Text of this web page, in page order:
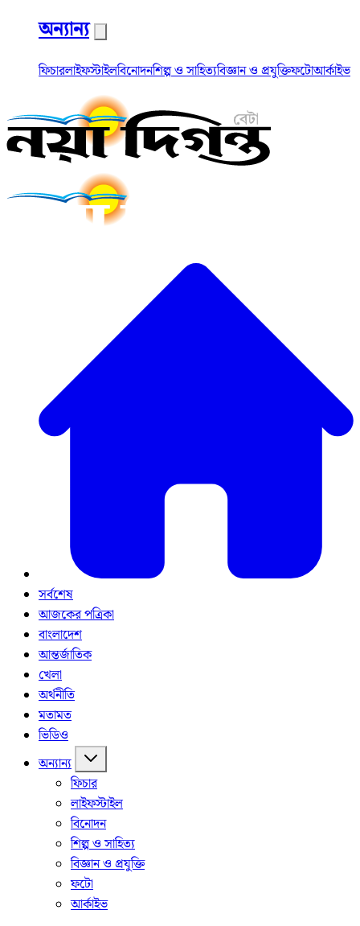
অন্যান্য
ফিচারলাইফস্টাইলবিনোদনশিল্প ও সাহিত্যবিজ্ঞান ও প্রযুক্তিফটোআর্কাইভ
সর্বশেষ
আজকের পত্রিকা
বাংলাদেশ
আন্তর্জাতিক
খেলা
অর্থনীতি
মতামত
ভিডিও
অন্যান্য
ফিচার
লাইফস্টাইল
বিনোদন
শিল্প ও সাহিত্য
বিজ্ঞান ও প্রযুক্তি
ফটো
আর্কাইভ